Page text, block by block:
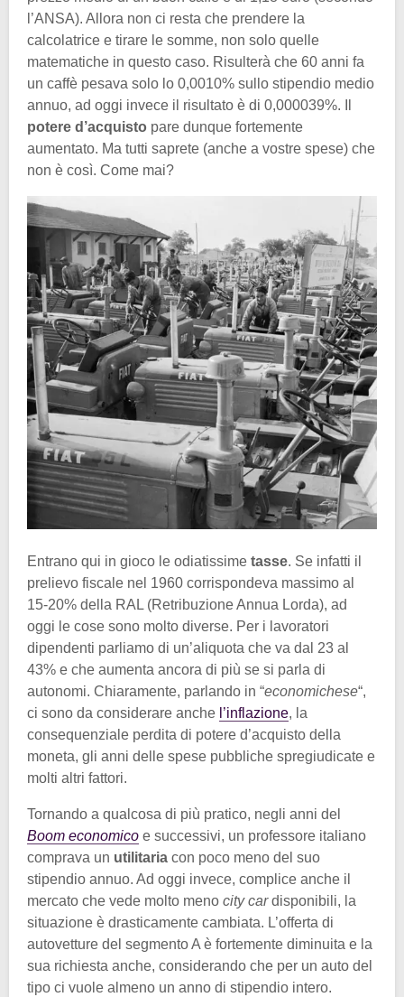
l’ANSA). Allora non ci resta che prendere la
calcolatrice e tirare le somme, non solo quelle
matematiche in questo caso. Risulterà che 60 anni fa
un caffè pesava solo lo 0,0010% sullo stipendio medio
annuo, ad oggi invece il risultato è di 0,000039%. Il
potere d’acquisto pare dunque fortemente
aumentato. Ma tutti saprete (anche a vostre spese) che
non è così. Come mai?
Entrano qui in gioco le odiatissime tasse. Se infatti il
prelievo fiscale nel 1960 corrispondeva massimo al
15-20% della RAL (Retribuzione Annua Lorda), ad
oggi le cose sono molto diverse. Per i lavoratori
dipendenti parliamo di un’aliquota che va dal 23 al
43% e che aumenta ancora di più se si parla di
autonomi. Chiaramente, parlando in “economichese“,
ci sono da considerare anche l’inflazione, la
consequenziale perdita di potere d’acquisto della
moneta, gli anni delle spese pubbliche spregiudicate e
molti altri fattori.
Tornando a qualcosa di più pratico, negli anni del
Boom economico e successivi, un professore italiano
comprava un utilitaria con poco meno del suo
stipendio annuo. Ad oggi invece, complice anche il
mercato che vede molto meno city cardisponibili, la
situazione è drasticamente cambiata. L’offerta di
autovetture del segmento A è fortemente diminuita e la
sua richiesta anche, considerando che per un auto del
tipo ci vuole almeno un anno di stipendio intero.